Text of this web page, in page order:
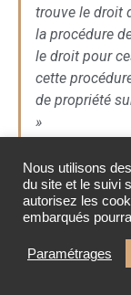
trouve le droit
la procédure
le droit pour
cette
de propriété
»
Okrazhna
Mais le récent
que la CJUE, le
une série de
Nous utilisons
du site et le suivi
autorisez les
embarqués
Paramétrages